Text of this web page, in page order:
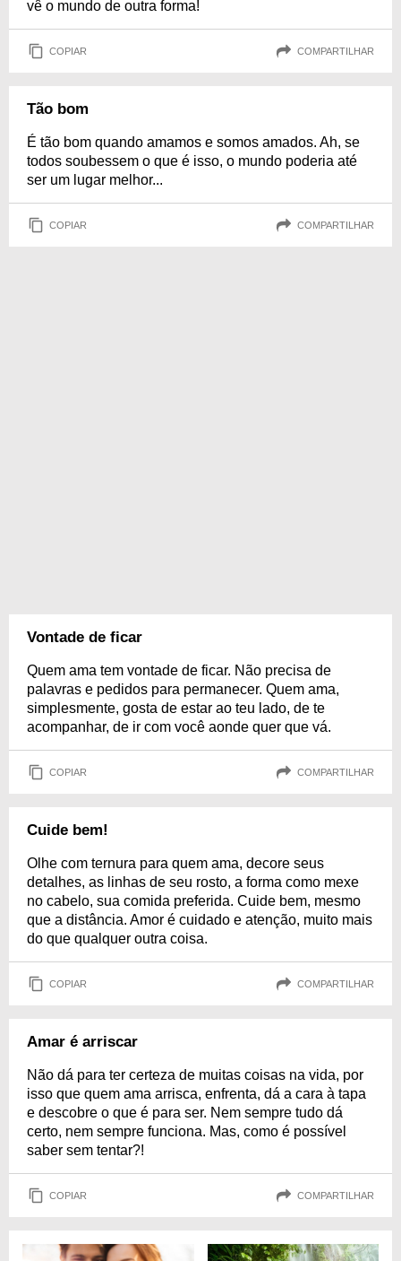
vê o mundo de outra forma!
COPIAR COMPARTILHAR
Tão bom
É tão bom quando amamos e somos amados. Ah, se
todos soubessem o que é isso, o mundo poderia até
ser um lugar melhor...
COPIAR COMPARTILHAR
Vontade de ficar
Quem ama tem vontade de ficar. Não precisa de
palavras e pedidos para permanecer. Quem ama,
simplesmente, gosta de estar ao teu lado, de te
acompanhar, de ir com você aonde quer que vá.
COPIAR COMPARTILHAR
Cuide bem!
Olhe com ternura para quem ama, decore seus
detalhes, as linhas de seu rosto, a forma como mexe
no cabelo, sua comida preferida. Cuide bem, mesmo
que a distância. Amor é cuidado e atenção, muito mais
do que qualquer outra coisa.
COPIAR COMPARTILHAR
Amar é arriscar
Não dá para ter certeza de muitas coisas na vida, por
isso que quem ama arrisca, enfrenta, dá a cara à tapa
e descobre o que é para ser. Nem sempre tudo dá
certo, nem sempre funciona. Mas, como é possível
saber sem tentar?!
COPIAR COMPARTILHAR